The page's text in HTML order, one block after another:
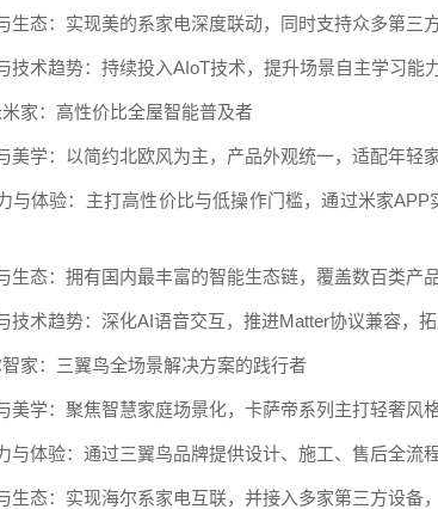
生态：实现美的系家电深度联动，同时支持众多第三
技术趋势：持续投入AIoT技术，提升场景自主学习能
家：高性价比全屋智能普及者
美学：以简约北欧风为主，产品外观统一，适配年轻
与体验：主打高性价比与低操作门槛，通过米家
生态：拥有国内最丰富的智能生态链，覆盖数百类产
技术趋势：深化AI语音交互，推进Matter协议兼容，拓
家：三翼鸟全场景解决方案的践行者
美学：聚焦智慧家庭场景化，卡萨帝系列主打轻奢风
与体验：通过三翼鸟品牌提供设计、施工、售后全流
生态：实现海尔系家电互联，并接入多家第三方设备